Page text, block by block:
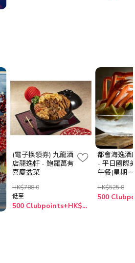
(電子換領券) 九龍酒
店龍逸軒 - 鮑羅萬有
喜慶盆菜
HK$788.0
低至
500 Clubpoints+HK$668.0
都會海逸酒
- 平日國際
午餐(星期
HK$525.8